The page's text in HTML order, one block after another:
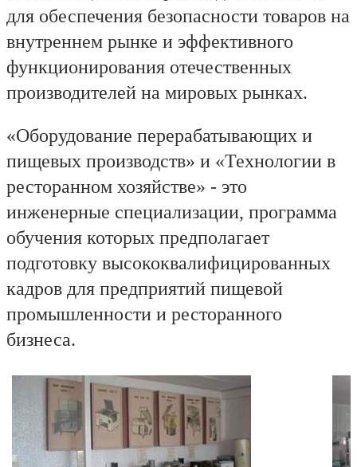
для обеспечения безопасности товаров на
внутреннем рынке и эффективного
функционирования отечественных
производителей на мировых рынках.
«Оборудование перерабатывающих и
пищевых производств» и «Технологии в
ресторанном хозяйстве» - это
инженерные специализации, программа
обучения которых предполагает
подготовку высококвалифицированных
кадров для предприятий пищевой
промышленности и ресторанного
бизнеса.